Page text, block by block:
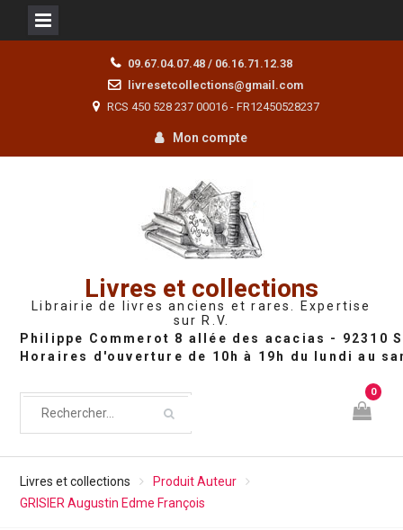
09.67.04.07.48 / 06.16.71.12.38
livresetcollections@gmail.com
RCS 450 528 237 00016 - FR12450528237
Mon compte
Livres et collections
Librairie de livres anciens et rares. Expertise
sur R.V.
0
Livres et collections
Produit Auteur
GRISIER Augustin Edme François